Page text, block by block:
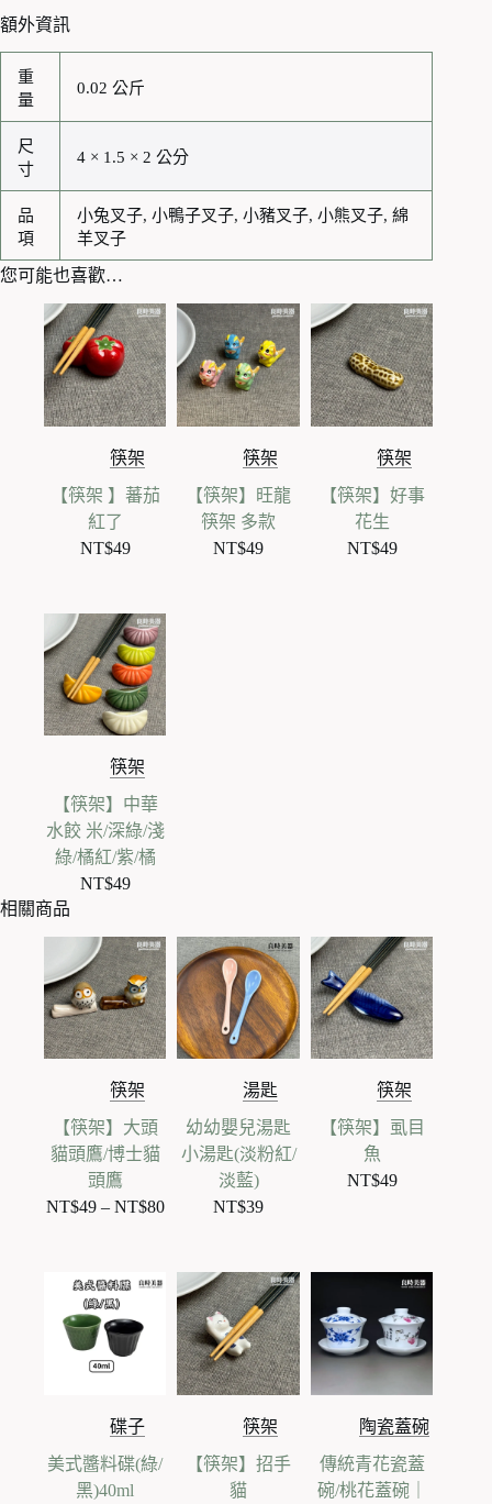
額外資訊
重
量
0.02 公斤
尺
寸
4 × 1.5 × 2 公分
品
項
小兔叉子, 小鴨子叉子, 小豬叉子, 小熊叉子, 綿
羊叉子
您可能也喜歡…
筷架
【筷架 】蕃茄
紅了
NT$49
筷架
【筷架】旺龍
筷架 多款
NT$49
筷架
【筷架】好事
花生
NT$49
筷架
【筷架】中華
水餃 米/深綠/淺
綠/橘紅/紫/橘
NT$49
相關商品
筷架
【筷架】大頭
貓頭鷹/博士貓
頭鷹
NT$49 – NT$80價
圍：
NT$49
到
NT$80
湯匙
幼幼嬰兒湯匙
小湯匙(淡粉紅/
淡藍)
NT$39
筷架
【筷架】虱目
魚
NT$49
碟子
美式醬料碟(綠/
黑)40ml
筷架
【筷架】招手
貓
陶瓷蓋碗
傳統青花瓷蓋
碗/桃花蓋碗｜